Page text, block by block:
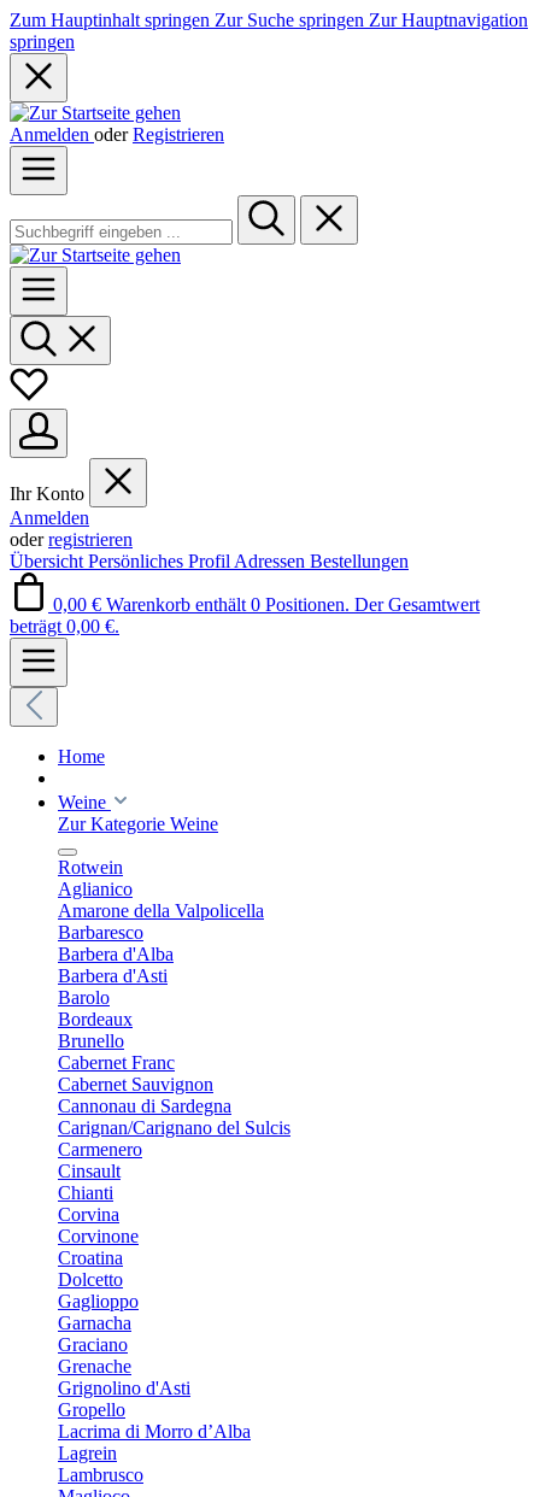
Zum Hauptinhalt springen Zur Suche springen Zur Hauptnavigation
springen
Anmelden oder Registrieren
Ihr Konto
Anmelden
oderregistrieren
Übersicht Persönliches Profil Adressen Bestellungen
0,00 € Warenkorb enthält 0 Positionen. Der Gesamtwert
beträgt 0,00 €.
Home
Weine
Zur Kategorie Weine
Rotwein
Aglianico
Amarone della Valpolicella
Barbaresco
Barbera d'Alba
Barbera d'Asti
Barolo
Bordeaux
Brunello
Cabernet Franc
Cabernet Sauvignon
Cannonau di Sardegna
Carignan/Carignano del Sulcis
Carmenero
Cinsault
Chianti
Corvina
Corvinone
Croatina
Dolcetto
Gaglioppo
Garnacha
Graciano
Grenache
Grignolino d'Asti
Gropello
Lacrima di Morro d’Alba
Lagrein
Lambrusco